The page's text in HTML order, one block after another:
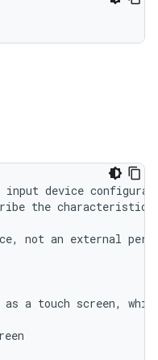
input device
the
not an external
as a touch screen,